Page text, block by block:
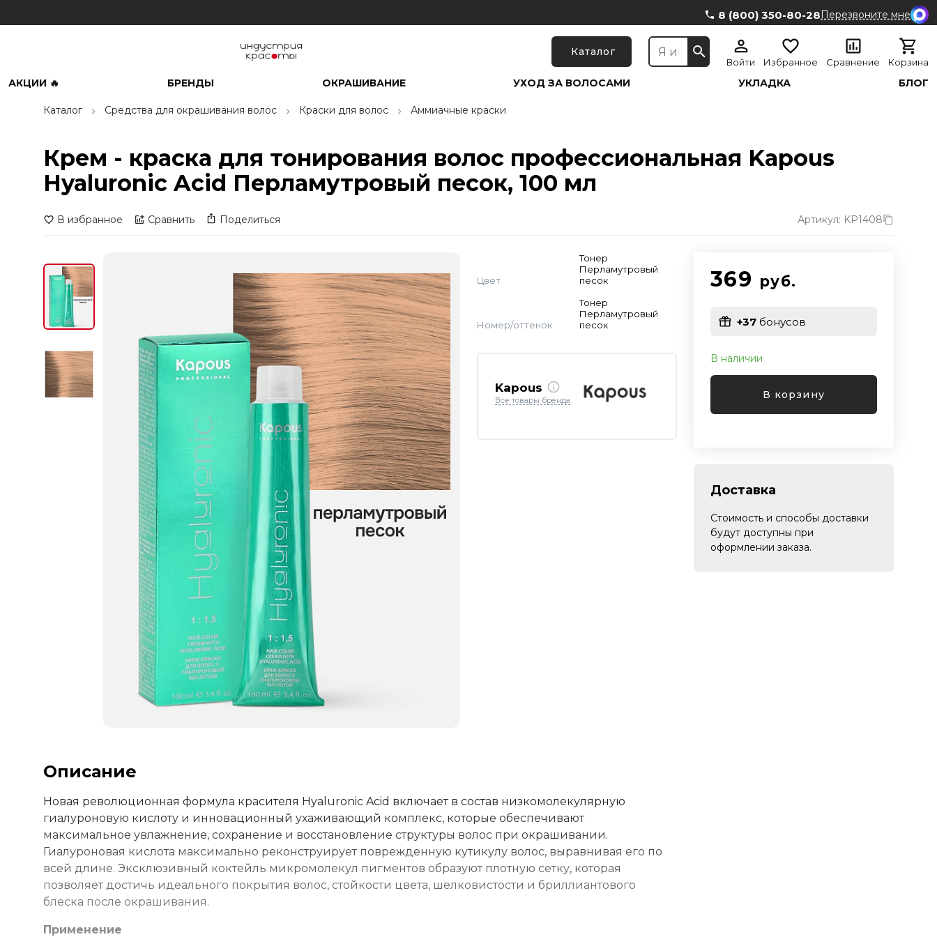
8 (800) 350-80-28Перезвоните мне
Каталог
Войти Избранное Сравнение Корзина
АКЦИИ 🔥 БРЕНДЫ ОКРАШИВАНИЕ УХОД ЗА ВОЛОСАМИ УКЛАДКА БЛОГ
Каталог Средства для окрашивания волос Краски для волос Аммиачные краски
Крем - краска для тонирования волос профессиональная Kapous
Hyaluronic Acid Перламутровый песок, 100 мл
В избранное Сравнить Поделиться Артикул: KP1408
Цвет
Тонер
Перламутровый
песок
Номер/оттенок
Тонер
Перламутровый
песок
Kapous
Все товары бренда
369 руб.
+37бонусов
В наличии
В корзину
Доставка
Стоимость и способы доставки
будут доступны при
оформлении заказа.
Описание
Новая революционная формула красителя Hyaluronic Acid включает в состав низкомолекулярную
гиалуроновую кислоту и инновационный ухаживающий комплекс, которые обеспечивают
максимальное увлажнение, сохранение и восстановление структуры волос при окрашивании.
Гиалуроновая кислота максимально реконструирует поврежденную кутикулу волос, выравнивая его по
всей длине. Эксклюзивный коктейль микромолекул пигментов образуют плотную сетку, которая
позволяет достичь идеального покрытия волос, стойкости цвета, шелковистости и бриллиантового
блеска после окрашивания.
Применение